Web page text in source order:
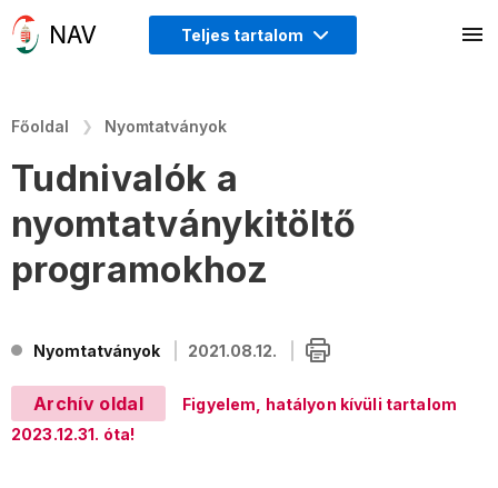
Teljes tartalom
Főoldal Nyomtatványok
Tudnivalók a
nyomtatványkitöltő
programokhoz
Nyomtatványok 2021.08.12.
Archív oldal
Figyelem, hatályon kívüli tartalom
2023.12.31. óta!